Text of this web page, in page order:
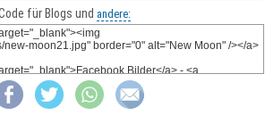
für Blogs und andere: